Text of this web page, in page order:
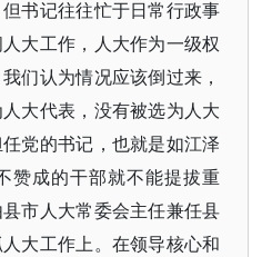
书记往往忙于日常行政事
大工作，人大作为一级权
们认为情况应该倒过来，
大代表，没有被选为人大
党的书记，也就是如江泽
赞成的干部就不能提拔重
市人大常委会主任兼任县
大工作上。在领导核心和